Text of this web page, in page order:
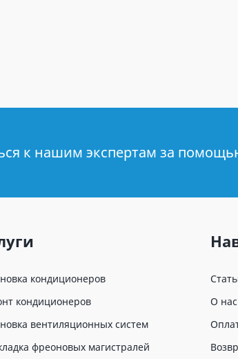
к нашим экспертам за
кондиционеров
кондиционеров
вентиляционных систем
фреоновых магистралей
О нас